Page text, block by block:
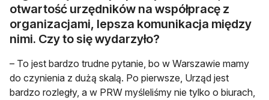
otwartość urzędników na współpracę z
organizacjami, lepsza komunikacja między
nimi. Czy to się wydarzyło?
– To jest bardzo trudne pytanie, bo w Warszawie mamy
do czynienia z dużą skalą. Po pierwsze, Urząd jest
bardzo rozległy, a w PRW myśleliśmy nie tylko o biurach,